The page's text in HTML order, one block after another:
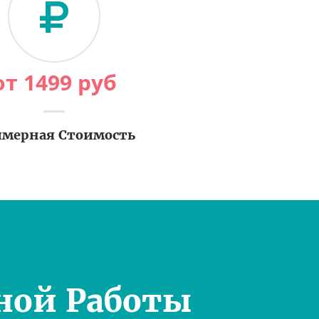
1499 руб
Стоимость
Работы